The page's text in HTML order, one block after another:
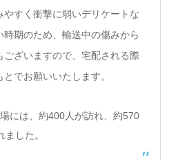
すく衝撃に弱いデリケートな
期のため、輸送中の傷みから
ございますので、宅配される際
でお願いいたします。
には、約400人が訪れ、約570
した。